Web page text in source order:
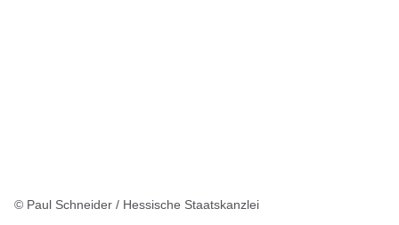
© Paul Schneider / Hessische Staatskanzlei